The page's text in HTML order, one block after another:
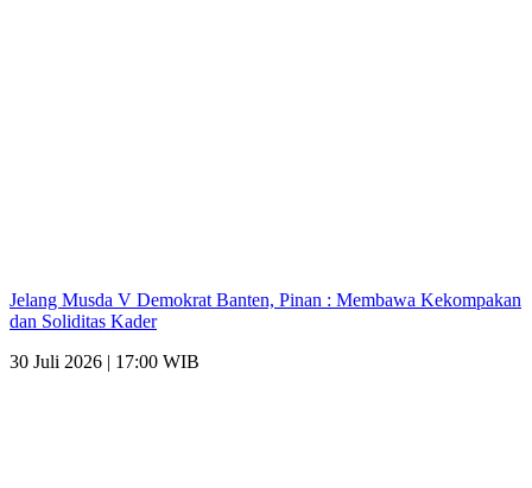
Jelang Musda V Demokrat Banten, Pinan : Membawa Kekompakan
dan Soliditas Kader
30 Juli 2026 | 17:00 WIB